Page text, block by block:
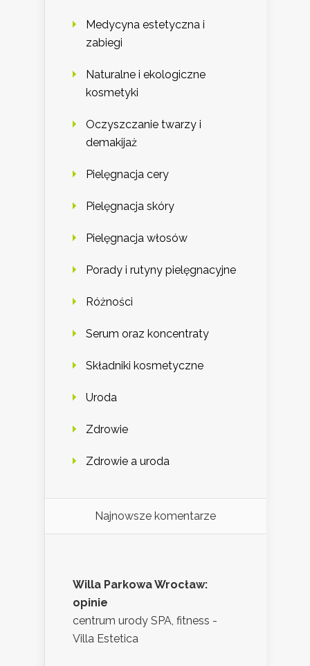
Medycyna estetyczna i
zabiegi
Naturalne i ekologiczne
kosmetyki
Oczyszczanie twarzy i
demakijaż
Pielęgnacja cery
Pielęgnacja skóry
Pielęgnacja włosów
Porady i rutyny pielęgnacyjne
Różności
Serum oraz koncentraty
Składniki kosmetyczne
Uroda
Zdrowie
Zdrowie a uroda
Najnowsze komentarze
Willa Parkowa Wrocław:
opinie
centrum urody SPA, fitness -
Villa Estetica